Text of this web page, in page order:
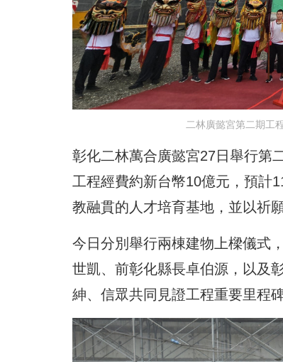
二林廣懿宮第二期工
彰化二林萬合廣懿宮27日舉行第
工程經費約新台幣10億元，預計
教融貫的人才培育基地，並以祈
今日分別舉行兩棟建物上樑儀式
世凱、前彰化縣長卓伯源，以及
紳、信眾共同見證工程重要里程碑